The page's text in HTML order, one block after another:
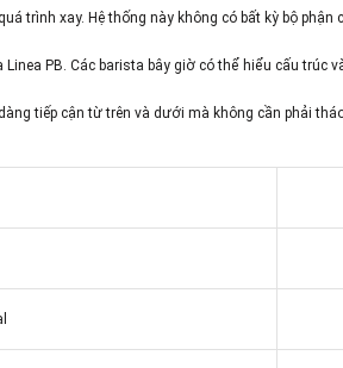
trình xay. Hệ thống này không có bất kỳ bộ phận
PB. Các barista bây giờ có thể hiểu cấu trúc
tiếp cận từ trên và dưới mà không cần phải